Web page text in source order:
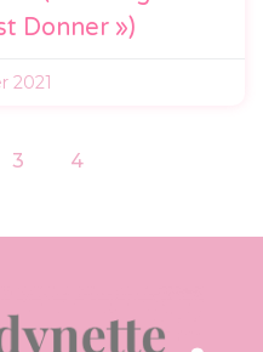
Donner »)
2021
3 4